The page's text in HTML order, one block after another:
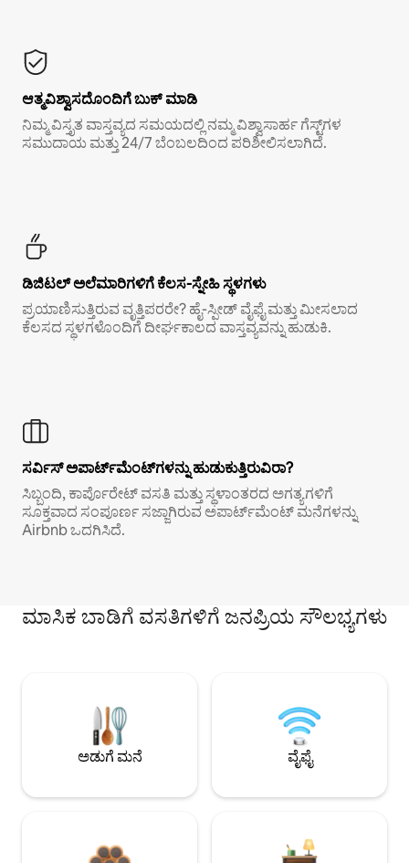
ಆತ್ಮವಿಶ್ವಾಸದೊಂದಿಗೆ ಬುಕ್ ಮಾಡಿ
ನಿಮ್ಮ ವಿಸ್ತೃತ ವಾಸ್ತವ್ಯದ ಸಮಯದಲ್ಲಿ ನಮ್ಮ ವಿಶ್ವಾಸಾರ್ಹ ಗೆಸ್ಟ್‌ಗಳ
ಸಮುದಾಯ ಮತ್ತು 24/7 ಬೆಂಬಲದಿಂದ ಪರಿಶೀಲಿಸಲಾಗಿದೆ.
ಡಿಜಿಟಲ್ ಅಲೆಮಾರಿಗಳಿಗೆ ಕೆಲಸ-ಸ್ನೇಹಿ ಸ್ಥಳಗಳು
ಪ್ರಯಾಣಿಸುತ್ತಿರುವ ವೃತ್ತಿಪರರೇ? ಹೈ-ಸ್ಪೀಡ್ ವೈಫೈ ಮತ್ತು ಮೀಸಲಾದ
ಕೆಲಸದ ಸ್ಥಳಗಳೊಂದಿಗೆ ದೀರ್ಘಕಾಲದ ವಾಸ್ತವ್ಯವನ್ನು ಹುಡುಕಿ.
ಸರ್ವಿಸ್ ಅಪಾರ್ಟ್‌ಮೆಂಟ್‌ಗಳನ್ನು ಹುಡುಕುತ್ತಿರುವಿರಾ?
ಸಿಬ್ಬಂದಿ, ಕಾರ್ಪೊರೇಟ್ ವಸತಿ ಮತ್ತು ಸ್ಥಳಾಂತರದ ಅಗತ್ಯಗಳಿಗೆ
ಸೂಕ್ತವಾದ ಸಂಪೂರ್ಣ ಸಜ್ಜಾಗಿರುವ ಅಪಾರ್ಟ್‌ಮೆಂಟ್ ಮನೆಗಳನ್ನು
Airbnb ಒದಗಿಸಿದೆ.
ಮಾಸಿಕ ಬಾಡಿಗೆ ವಸತಿಗಳಿಗೆ ಜನಪ್ರಿಯ ಸೌಲಭ್ಯಗಳು
ಅಡುಗೆ ಮನೆ ವೈಫೈ